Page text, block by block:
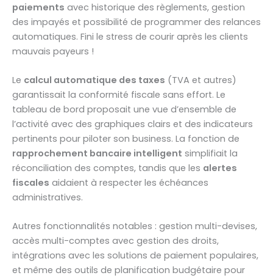
paiements avec historique des règlements, gestion
des impayés et possibilité de programmer des relances
automatiques. Fini le stress de courir après les clients
mauvais payeurs !
Le calcul automatique des taxes (TVA et autres)
garantissait la conformité fiscale sans effort. Le
tableau de bord proposait une vue d’ensemble de
l’activité avec des graphiques clairs et des indicateurs
pertinents pour piloter son business. La fonction de
rapprochement bancaire intelligent simplifiait la
réconciliation des comptes, tandis que les alertes
fiscales aidaient à respecter les échéances
administratives.
Autres fonctionnalités notables : gestion multi-devises,
accès multi-comptes avec gestion des droits,
intégrations avec les solutions de paiement populaires,
et même des outils de planification budgétaire pour